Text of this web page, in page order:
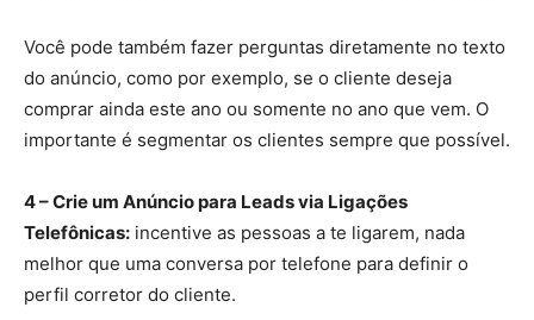
Você pode também fazer perguntas diretamente no texto
do anúncio, como por exemplo, se o cliente deseja
comprar ainda este ano ou somente no ano que vem. O
importante é segmentar os clientes sempre que possível.
4 – Crie um Anúncio para Leads via Ligações
Telefônicas: incentive as pessoas a te ligarem, nada
melhor que uma conversa por telefone para definir o
perfil corretor do cliente.